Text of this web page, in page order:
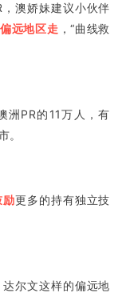
澳娇妹建议小伙伴
远地区走 ，“曲线救
洲PR的11万人，有
。
励更多的持有独立技
尔文这样的偏远地